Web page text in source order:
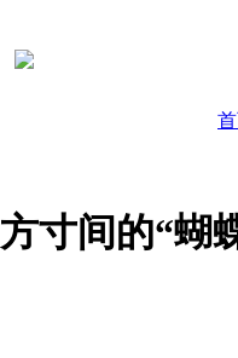
方寸间的“蝴